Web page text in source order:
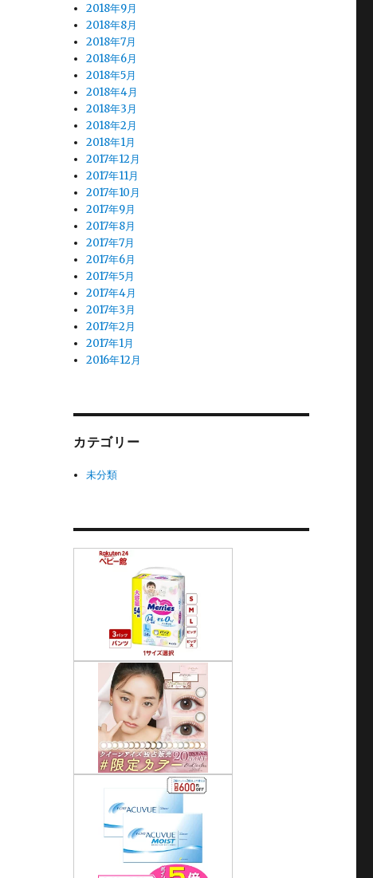
2018年9月
2018年8月
2018年7月
2018年6月
2018年5月
2018年4月
2018年3月
2018年2月
2018年1月
2017年12月
2017年11月
2017年10月
2017年9月
2017年8月
2017年7月
2017年6月
2017年5月
2017年4月
2017年3月
2017年2月
2017年1月
2016年12月
カテゴリー
未分類